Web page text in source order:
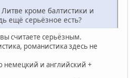
кроме балтистики и
ещё серьёзное есть?
считаете серьёзным.
романистика здесь не
немецкий и английский +